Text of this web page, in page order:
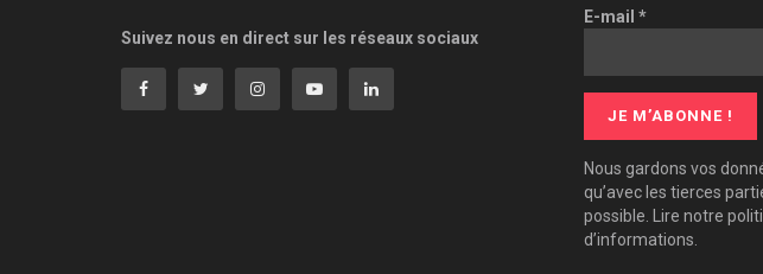
Suivez nous en direct sur les réseaux sociaux
E-mail *
Nous gardons vos
qu’avec les tierces
possible. Lire notre
d’informations.